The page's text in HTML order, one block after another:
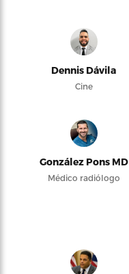
Dennis Dávila
Cine
González Pons MD
Médico radiólogo